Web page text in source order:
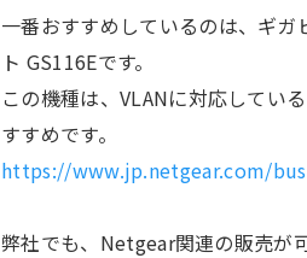
一番おすすめしているのは、ギ
ト GS116Eです。
この機種は、VLANに対応してい
すすめです。
https://www.jp.netgear.com/
弊社でも、Netgear関連の販売が